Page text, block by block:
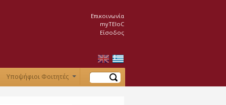
Επικοινωνία
myTEIoC
Είσοδος
Υποψήφιοι Φοιτητές Αναζήτηση